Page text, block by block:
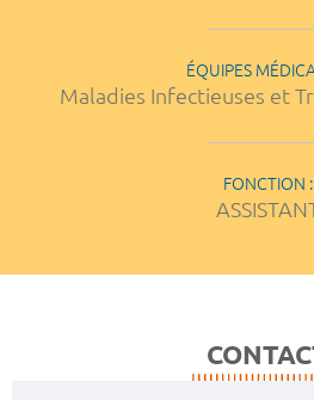
ÉQUIPES
Maladies Infectieuses et
FONCTION :